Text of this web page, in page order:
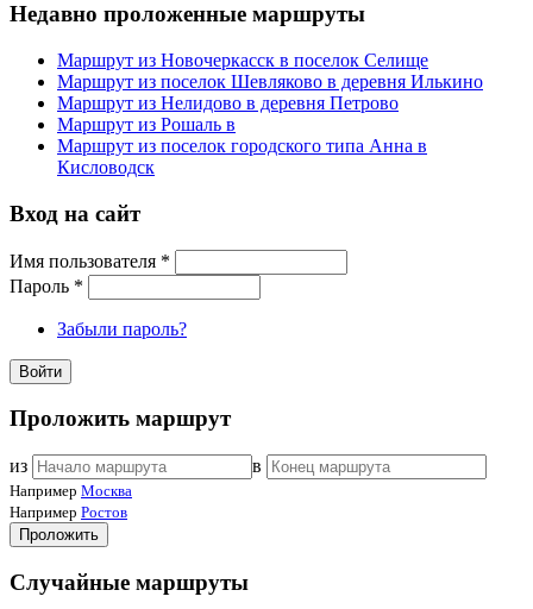
Недавно проложенные маршруты
Маршрут из Новочеркасск в поселок Селище
Маршрут из поселок Шевляково в деревня Илькино
Маршрут из Нелидово в деревня Петрово
Маршрут из Рошаль в
Маршрут из поселок городского типа Анна в
Кисловодск
Вход на сайт
Имя пользователя *
Пароль *
Забыли пароль?
Проложить маршрут
из в
Например Москва
Например Ростов
Проложить
Случайные маршруты